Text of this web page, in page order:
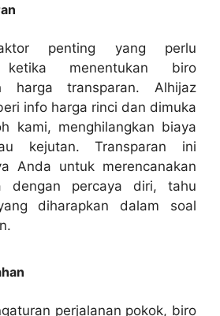
penting yang perlu
ketika menentukan biro
harga transparan. Alhijaz
info harga rinci dan dimuka
kami, menghilangkan biaya
kejutan. Transparan ini
Anda untuk merencanakan
dengan percaya diri, tahu
diharapkan dalam soal
perjalanan pokok, biro